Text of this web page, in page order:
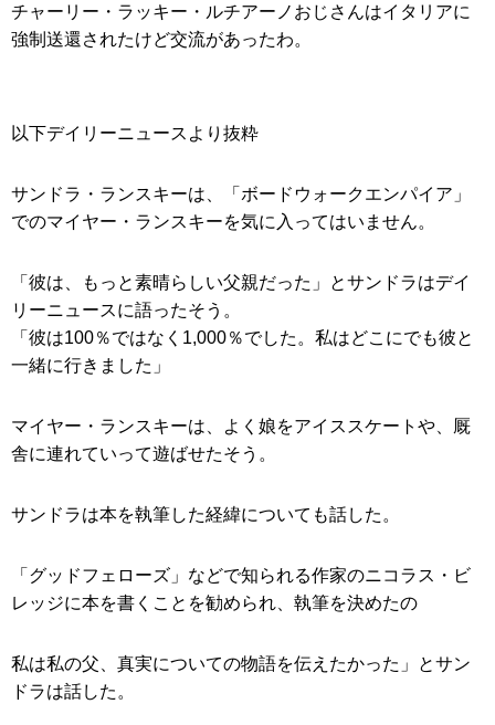
チャーリー・ラッキー・ルチアーノおじさんはイタリアに
強制送還されたけど交流があったわ。
以下デイリーニュースより抜粋
サンドラ・ランスキーは、「ボードウォークエンパイア」
でのマイヤー・ランスキーを気に入ってはいません。
「彼は、もっと素晴らしい父親だった」とサンドラはデイ
リーニュースに語ったそう。
「彼は100％ではなく1,000％でした。私はどこにでも彼と
一緒に行きました」
マイヤー・ランスキーは、よく娘をアイススケートや、厩
舎に連れていって遊ばせたそう。
サンドラは本を執筆した経緯についても話した。
「グッドフェローズ」などで知られる作家のニコラス・ビ
レッジに本を書くことを勧められ、執筆を決めたの
私は私の父、真実についての物語を伝えたかった」とサン
ドラは話した。